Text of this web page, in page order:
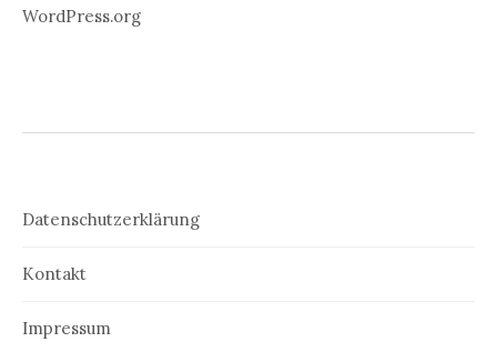
WordPress.org
Datenschutzerklärung
Kontakt
Impressum